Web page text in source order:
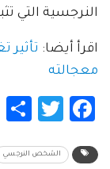
النرجسية التي
اقرأ أيضا: تأثير
معجالته
الشخص النرجسي